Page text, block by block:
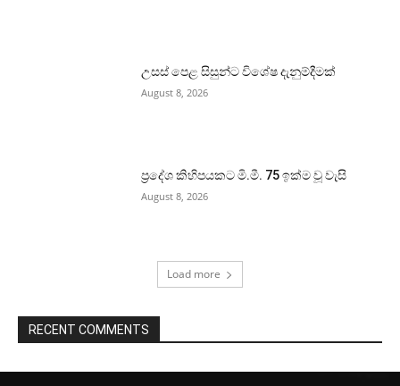
උසස් පෙළ සිසුන්ට විශේෂ දැනුම්දීමක්
August 8, 2026
ප්‍රදේශ කිහිපයකට මි.මී. 75 ඉක්ම වූ වැසි
August 8, 2026
Load more
RECENT COMMENTS